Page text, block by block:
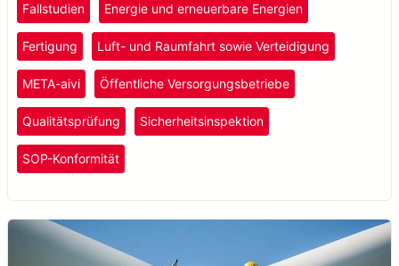
Fallstudien Energie und erneuerbare Energien
Fertigung Luft- und Raumfahrt sowie Verteidigung
META-aivi Öffentliche Versorgungsbetriebe
Qualitätsprüfung Sicherheitsinspektion
SOP-Konformität